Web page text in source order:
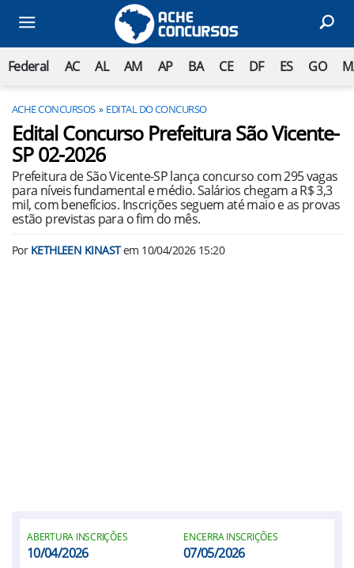
Federal AC AL AM AP BA CE DF ES GO
ACHE CONCURSOS EDITAL DO CONCURSO
Edital Concurso Prefeitura São Vicente-
SP 02-2026
Prefeitura de São Vicente-SP lança concurso com 295 vagas
para níveis fundamental e médio. Salários chegam a R$ 3,3
mil, com benefícios. Inscrições seguem até maio e as provas
estão previstas para o fim do mês.
Por KETHLEEN KINASTem 10/04/2026 15:20
ABERTURA INSCRIÇÕES
10/04/2026
ENCERRA INSCRIÇÕES
07/05/2026